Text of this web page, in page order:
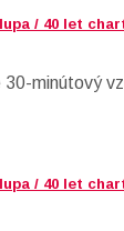
/ 40 let
30-minútový
/ 40 let